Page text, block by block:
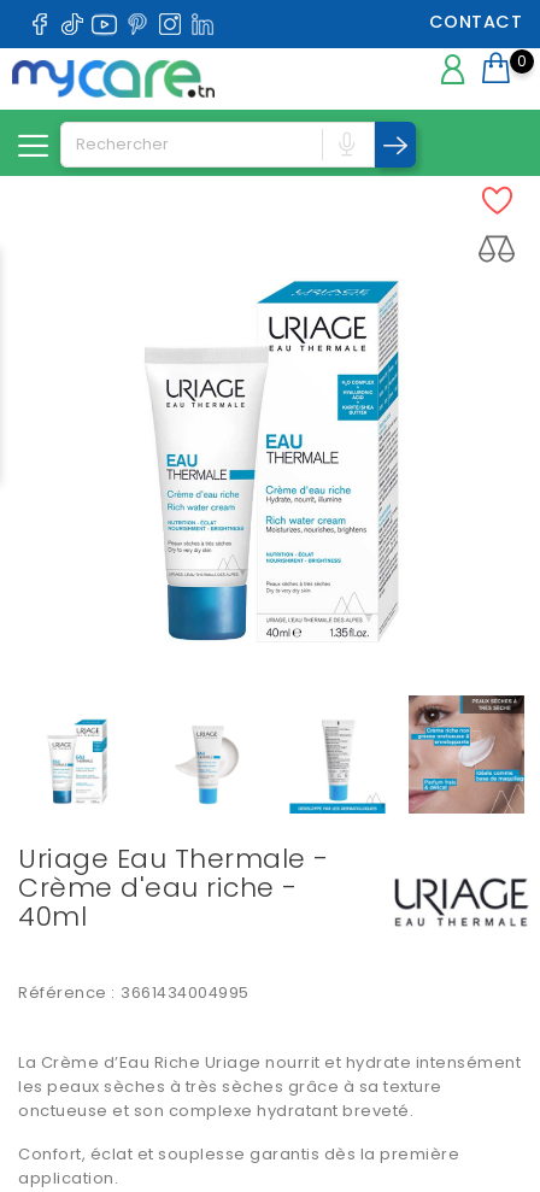
CONTACT
0
Uriage Eau Thermale -
Crème d'eau riche -
40ml
Référence : 3661434004995
La Crème d’Eau Riche Uriage nourrit et hydrate intensément
les peaux sèches à très sèches grâce à sa texture
onctueuse et son complexe hydratant breveté.
Confort, éclat et souplesse garantis dès la première
application.